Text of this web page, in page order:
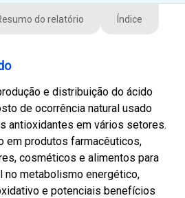
do relatório Índice
e distribuição do ácido
de ocorrência natural usado
antioxidantes em vários setores.
em produtos farmacêuticos,
cosméticos e alimentos para
no metabolismo energético,
e potenciais benefícios